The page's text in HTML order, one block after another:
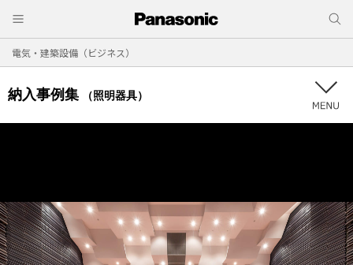
電気・建築設備（ビジネス）
納入事例集 （照明器具）